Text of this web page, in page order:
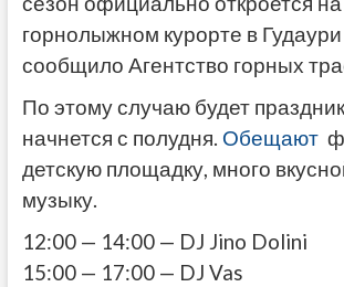
горнолыжном курорте в
сообщило Агентство горных
По этому случаю будет
начнется с полудня. Обещают
детскую площадку, много
музыку.
12:00 — 14:00 — DJ Jino Dolini
15:00 — 17:00 — DJ Vas